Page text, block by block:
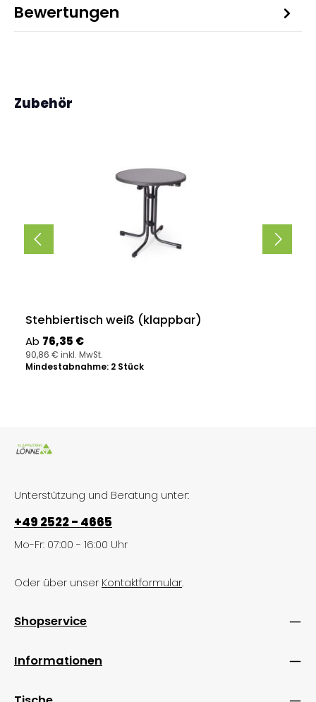
Bewertungen
Produktgalerie überspringen
Zubehör
Stehbiertisch weiß (klappbar)
Regulärer Preis:
Ab 76,35 €
90,86 € inkl. MwSt.
Mindestabnahme: 2 Stück
Unterstützung und Beratung unter:
+49 2522 - 4665
Mo-Fr: 07:00 - 16:00 Uhr
Oder über unser Kontaktformular.
Shopservice
Informationen